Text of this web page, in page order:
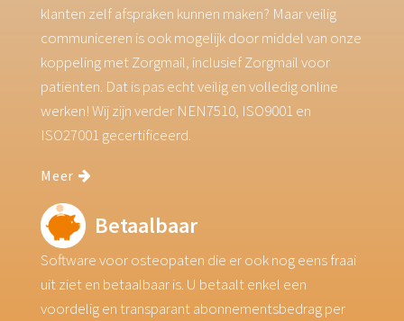
klanten zelf afspraken kunnen maken? Maar veilig
communiceren is ook mogelijk door middel van onze
koppeling met Zorgmail, inclusief Zorgmail voor
patiënten. Dat is pas echt veilig en volledig online
werken! Wij zijn verder NEN7510, ISO9001 en
ISO27001 gecertificeerd.
Meer
Betaalbaar
Software voor osteopaten die er ook nog eens fraai
uit ziet en betaalbaar is. U betaalt enkel een
voordelig en transparant abonnementsbedrag per